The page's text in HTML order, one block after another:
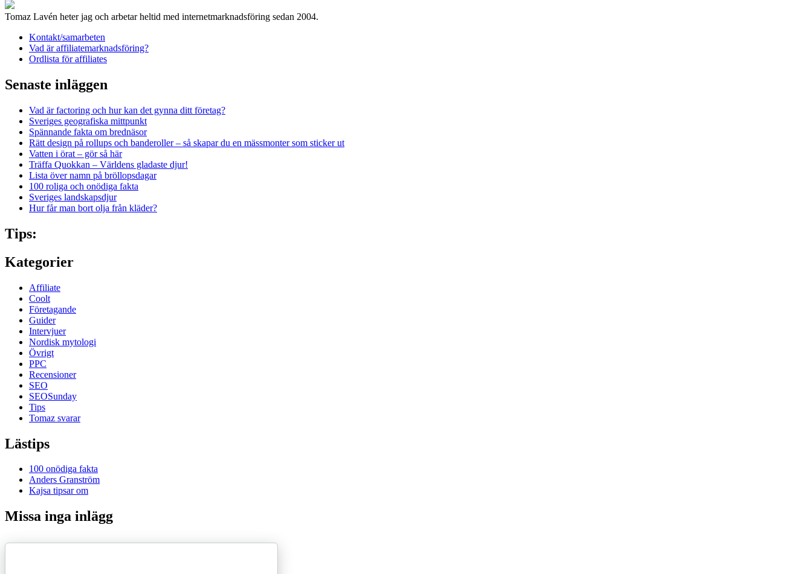
Tomaz Lavén heter jag och arbetar heltid med internetmarknadsföring sedan 2004.
Kontakt/samarbeten
Vad är affiliatemarknadsföring?
Ordlista för affiliates
Senaste inläggen
Vad är factoring och hur kan det gynna ditt företag?
Sveriges geografiska mittpunkt
Spännande fakta om brednäsor
Rätt design på rollups och banderoller – så skapar du en mässmonter som sticker ut
Vatten i örat – gör så här
Träffa Quokkan – Världens gladaste djur!
Lista över namn på bröllopsdagar
100 roliga och onödiga fakta
Sveriges landskapsdjur
Hur får man bort olja från kläder?
Tips:
Kategorier
Affiliate
Coolt
Företagande
Guider
Intervjuer
Nordisk mytologi
Övrigt
PPC
Recensioner
SEO
SEOSunday
Tips
Tomaz svarar
Lästips
100 onödiga fakta
Anders Granström
Kajsa tipsar om
Missa inga inlägg